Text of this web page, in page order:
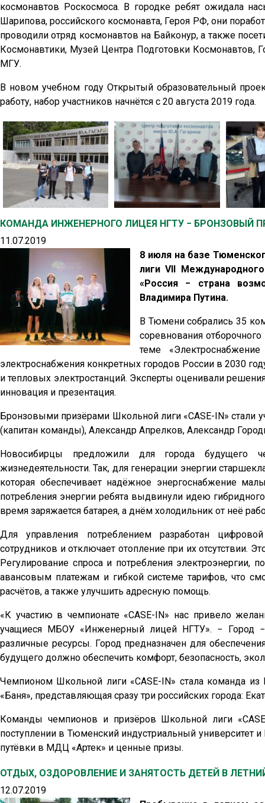
космонавтов Роскосмоса. В городке ребят ожидала
Шарипова, российского космонавта, Героя РФ, они
проводили отряд космонавтов на Байконур, а также
Космонавтики, Музей Центра Подготовки Космонавтов,
МГУ.
В новом учебном году Открытый образовательный
работу, набор участников начнётся с 20 августа 2019 года.
КОМАНДА ИНЖЕНЕРНОГО ЛИЦЕЯ НГТУ − БРОНЗОВЫЙ
11.07.2019
8 июля на базе
лиги VII
«Россия − страна
Владимира Путина.
В Тюмени собрались 35
соревнования
теме
электроснабжения конкретных городов России в 2030
и тепловых электростанций. Эксперты оценивали
инновация и презентация.
Бронзовыми призёрами Школьной лиги «CASE-IN»
(капитан команды), Александр Апрелков, Александр
Новосибирцы предложили для города будущего
жизнедеятельности. Так, для генерации энергии
которая обеспечивает надёжное энергоснабжение
потребления энергии ребята выдвинули идею
время заряжается батарея, а днём холодильник от неё
Для управления потреблением разработан
сотрудников и отключает отопление при их отсутствии.
Регулирование спроса и потребления
авансовым платежам и гибкой системе тарифов, что
расчётов, а также улучшить адресную помощь.
«К участию в чемпионате «CASE-IN» нас привело
учащиеся МБОУ «Инженерный лицей НГТУ». − Город −
различные ресурсы. Город предназначен для
будущего должно обеспечить комфорт, безопасность,
Чемпионом Школьной лиги «CASE-IN» стала команда
«Баня», представляющая сразу три российских города:
Команды чемпионов и призёров Школьной лиги
поступлении в Тюменский индустриальный университет
путёвки в МДЦ «Артек» и ценные призы.
ОТДЫХ, ОЗДОРОВЛЕНИЕ И ЗАНЯТОСТЬ ДЕТЕЙ В
12.07.2019